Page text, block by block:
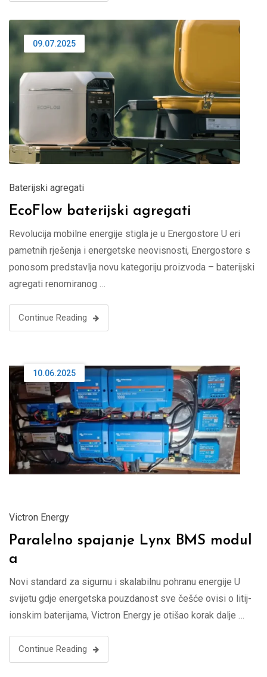
09.07.2025
Baterijski agregati
EcoFlow baterijski agregati
Revolucija mobilne energije stigla je u Energostore U eri
pametnih rješenja i energetske neovisnosti, Energostore s
ponosom predstavlja novu kategoriju proizvoda – baterijski
agregati renomiranog …
Continue Reading
10.06.2025
Victron Energy
Paralelno spajanje Lynx BMS modul
a
Novi standard za sigurnu i skalabilnu pohranu energije U
svijetu gdje energetska pouzdanost sve češće ovisi o litij-
ionskim baterijama, Victron Energy je otišao korak dalje …
Continue Reading